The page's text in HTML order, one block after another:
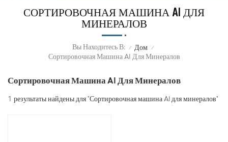
СОРТИРОВОЧНАЯ МАШИНА AI ДЛЯ
МИНЕРАЛОВ
Вы Находитесь В: / Дом /
Сортировочная Машина AI Для Минералов
Сортировочная Машина AI Для Минералов
1 результаты найдены для "Сортировочная машина AI для минералов"